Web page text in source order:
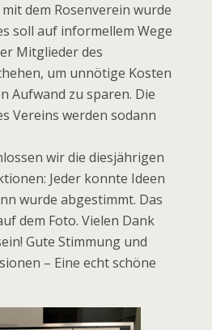
dem Rosenverein wurde
soll auf informellem Wege
Mitglieder des
um unnötige Kosten
Aufwand zu sparen. Die
Vereins werden sodann
wir die diesjährigen
Jeder konnte Ideen
wurde abgestimmt. Das
dem Foto. Vielen Dank
Gute Stimmung und
– Eine echt schöne